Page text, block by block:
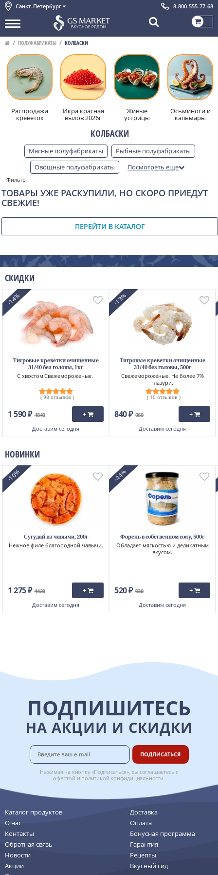
Санкт-Петербург 8-800-555-77-68
ПОЛУФАБРИКАТЫ КОЛБАСКИ
Распродажа
креветок
Икра красная
вылов 2026г
Живые
устрицы
Осьминоги и
кальмары
КОЛБАСКИ
Фильтр
Мясные полуфабрикаты
Рыбные полуфабрикаты
Овощные полуфабрикаты
Посмотреть еще
Котлеты
Колбаски Блинчики
Пицца и пироги
Тесто
Фарш Суповые наборы Шашлык
Чебуреки
Скрыть
ТОВАРЫ УЖЕ РАСКУПИЛИ, НО СКОРО ПРИЕДУТ
СВЕЖИЕ!
ПЕРЕЙТИ В КАТАЛОГ
СКИДКИ
-14%
Тигровые креветки очищенные
31/40 без головы, 1кг
С хвостом.Свежемороженые.
( 98 отзывов )
1 590 ₽ 1840 +
Доставим сегодня
-13%
Тигровые креветки очищенные
31/40 без головы, 500г
Свежемороженые. Не более 7%
глазури.
( 10 отзывов )
840 ₽ 960 +
Доставим сегодня
НОВИНКИ
-10%
Сугудай из чавычи, 200г
Нежное филе благородной чавычи.
1 275 ₽ 1420 +
Доставим сегодня
-44%
Форель в собственном соку, 500г
Обладает мягкостью и деликатным
вкусом.
520 ₽ 930 +
Доставим сегодня
ПОДПИШИТЕСЬ
НА АКЦИИ И СКИДКИ
ПОДПИСАТЬСЯ
Нажимая на кнопку «Подписаться», вы соглашаетесь с
офертой и политикой конфидициальности.
Каталог продуктов
О нас
Контакты
Обратная связь
Новости
Акции
Доставка
Оплата
Бонусная программа
Гарантия
Рецепты
Вкусный гид